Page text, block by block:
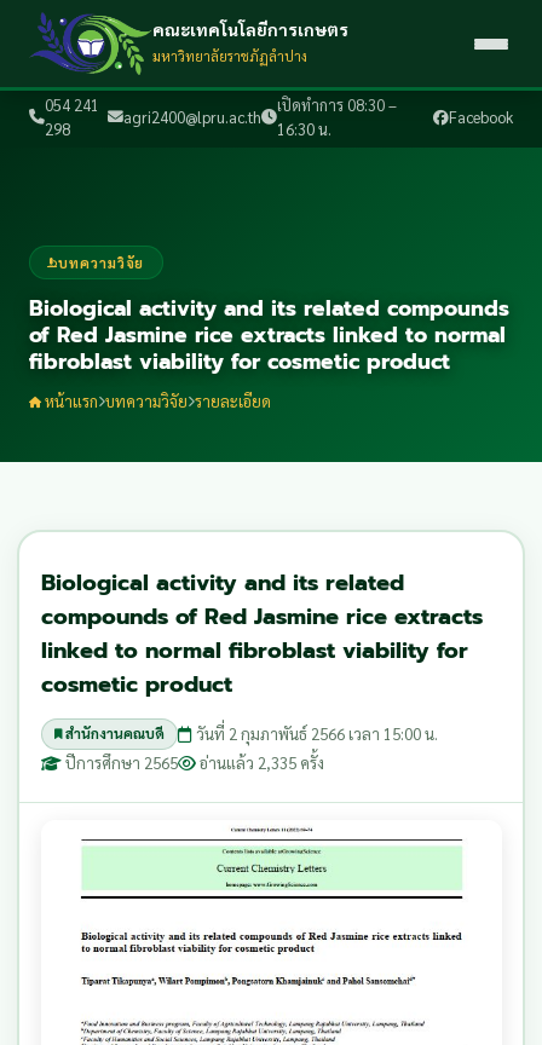
054 241
298
agri2400@lpru.ac.th
เปิดทำการ 08:30 –
16:30 น.
Facebook
คณะเทคโนโลยีการเกษตร
มหาวิทยาลัยราชภัฏลำปาง
บทความวิจัย
Biological activity and its related compounds
of Red Jasmine rice extracts linked to normal
fibroblast viability for cosmetic product
หน้าแรก บทความวิจัย รายละเอียด
Biological activity and its related
compounds of Red Jasmine rice extracts
linked to normal fibroblast viability for
cosmetic product
สำนักงานคณบดี
วันที่ 2 กุมภาพันธ์ 2566 เวลา 15:00 น.
ปีการศึกษา 2565
อ่านแล้ว 2,335 ครั้ง